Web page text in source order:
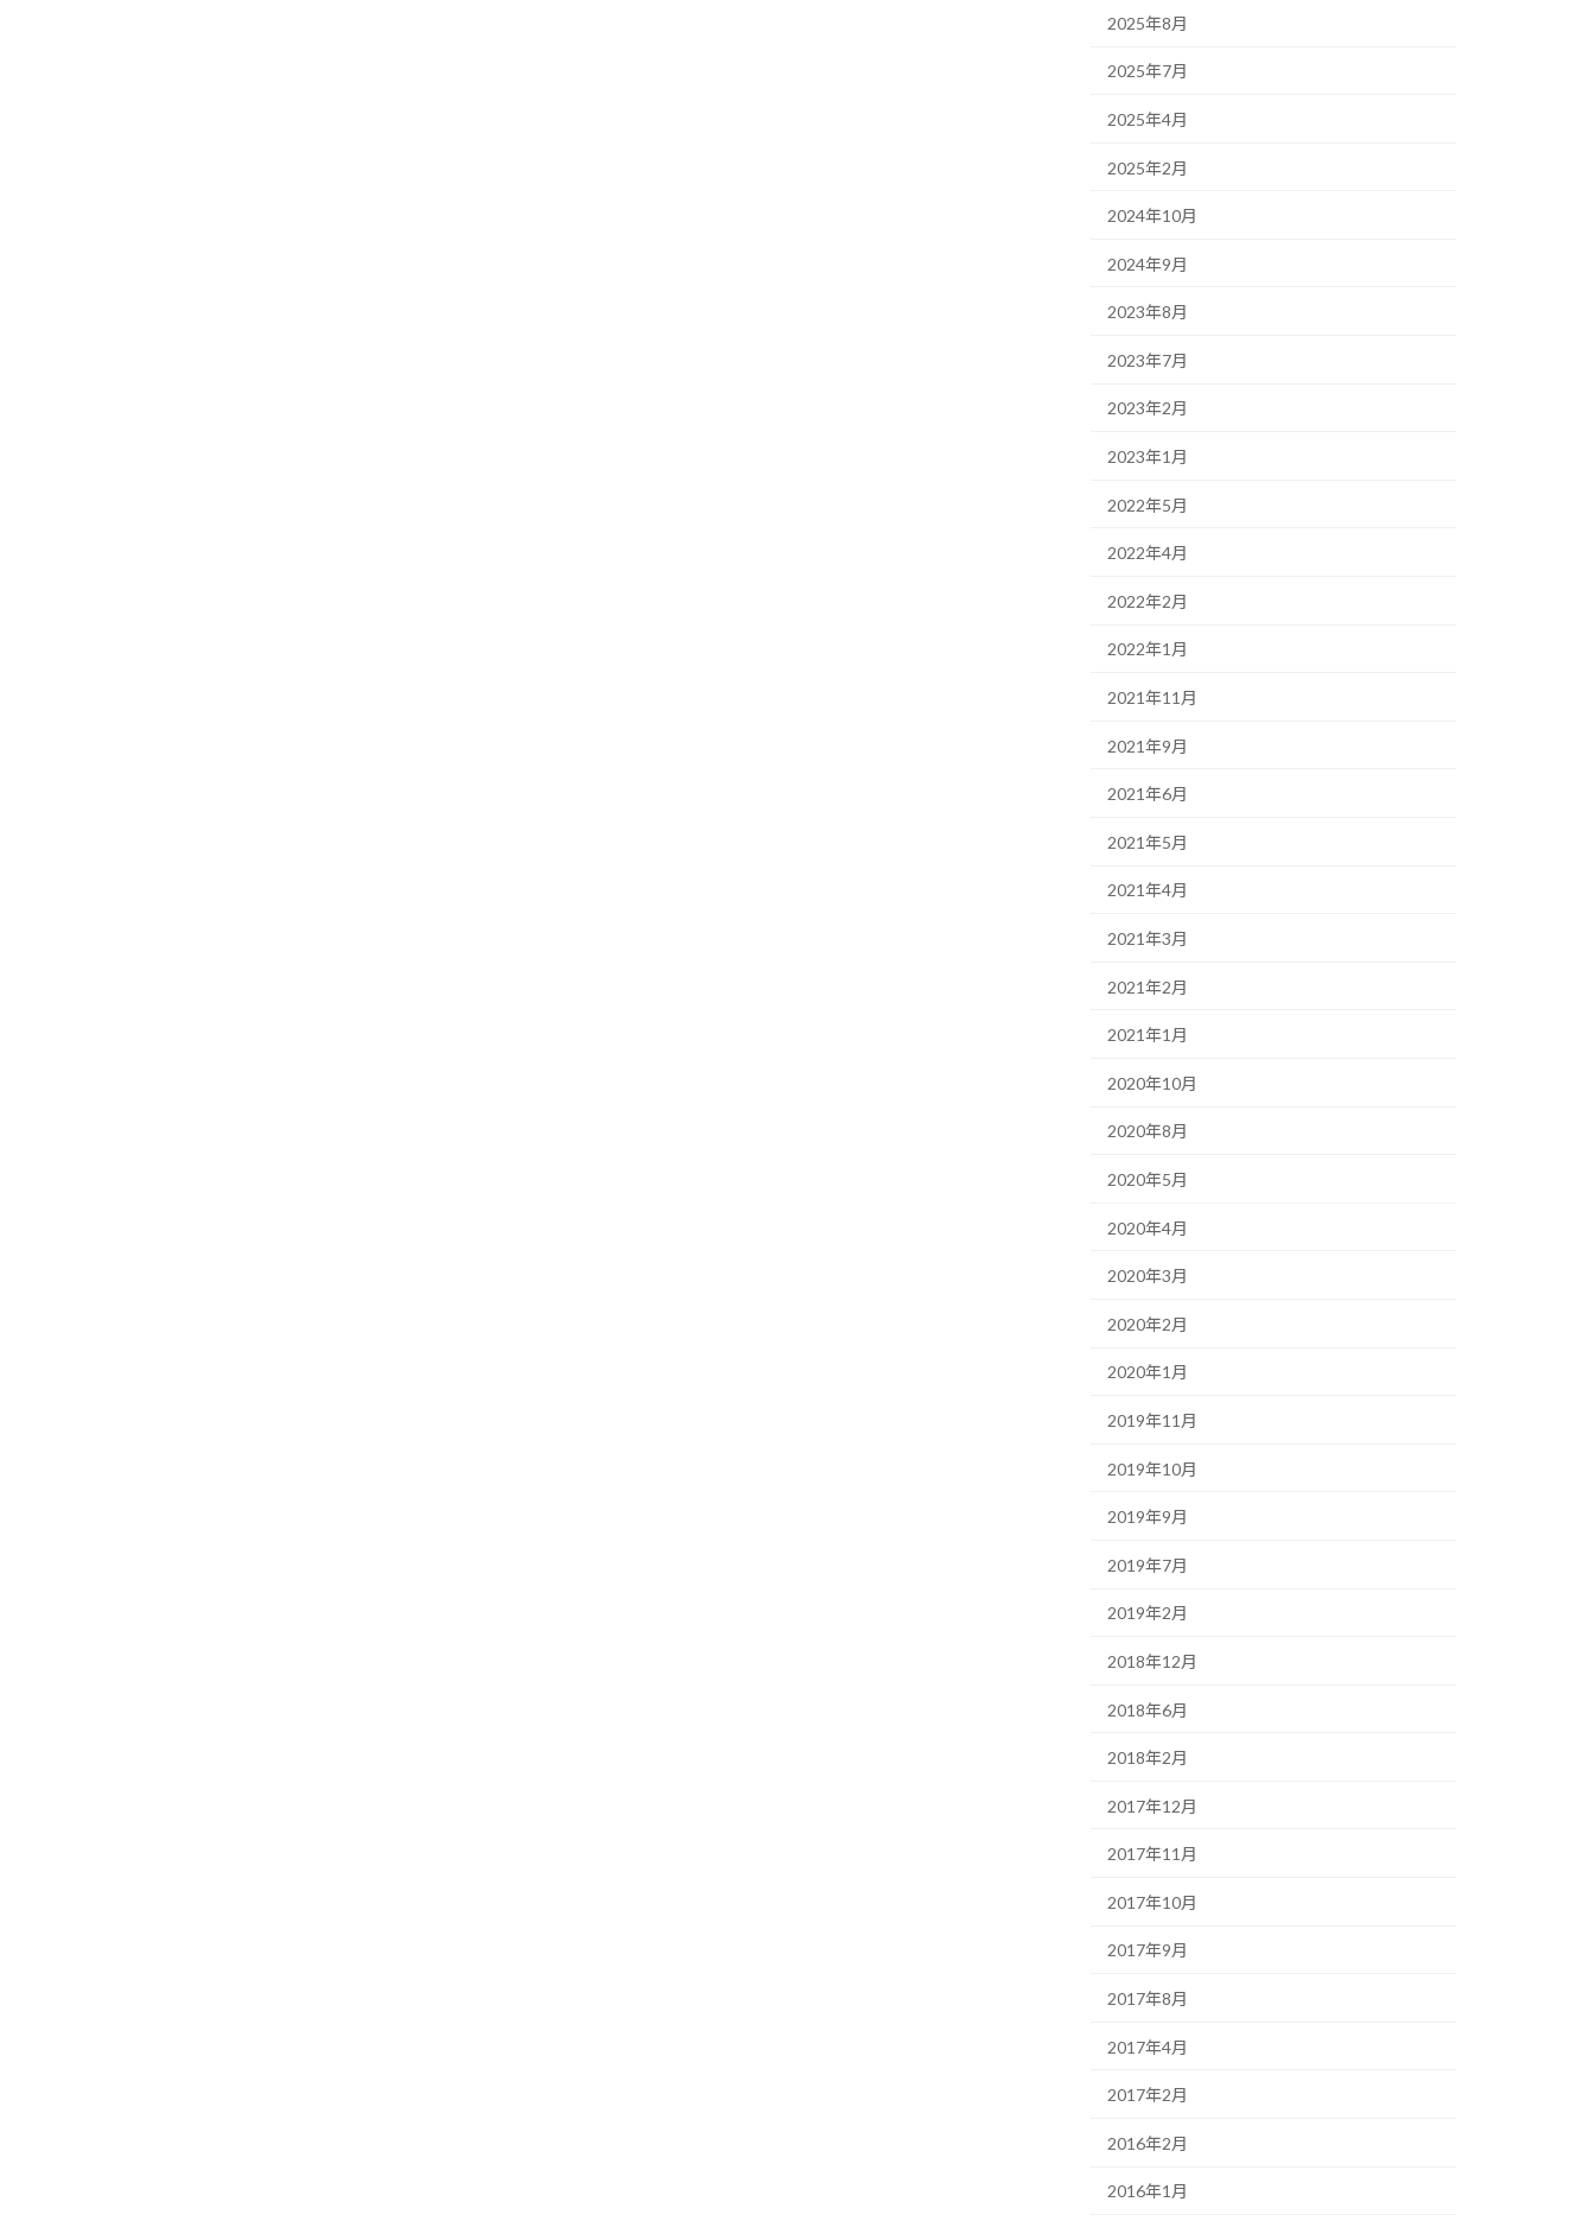
2025年8月
2025年7月
2025年4月
2025年2月
2024年10月
2024年9月
2023年8月
2023年7月
2023年2月
2023年1月
2022年5月
2022年4月
2022年2月
2022年1月
2021年11月
2021年9月
2021年6月
2021年5月
2021年4月
2021年3月
2021年2月
2021年1月
2020年10月
2020年8月
2020年5月
2020年4月
2020年3月
2020年2月
2020年1月
2019年11月
2019年10月
2019年9月
2019年7月
2019年2月
2018年12月
2018年6月
2018年2月
2017年12月
2017年11月
2017年10月
2017年9月
2017年8月
2017年4月
2017年2月
2016年2月
2016年1月